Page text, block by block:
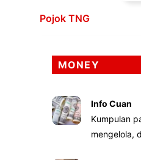
Pojok TNG
MONEY
Info Cuan
Kumpulan
mengelola,